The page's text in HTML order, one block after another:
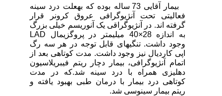
بیمار آقایی 73 ساله بوده که به­علت درد سینه
فعالیتی تحت آنژیوگرافی عروق کرونر قرار
گرفته اند. در آنژیوگراقی یک آنوریسم خیلی بزرگ
به اندازه 28×40 میلی­متر در پروگزیمال LAD
وجود داشت. تنگی­های قابل توجه در هر سه رگ
اپی کاردیال نیز وجود داشت. مدت کوتاهی بعد از
اتمام آنژیوگرافی، بیمار دچار ریتم فیبریلاسیون
دهلیزی همراه با درد سینه شد.که در مدت
کوتاهی درد بیمار با درمان طبی بهبود یافته و
ریتم بیمار سینوسی شد.